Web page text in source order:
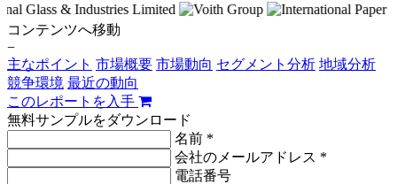
コンテンツへ移動
−
主なポイント 市場概要 市場動向 セグメント分析 地域分析
競争環境 最近の動向
このレポートを入手
無料サンプルをダウンロード
名前 *
会社のメールアドレス *
電話番号